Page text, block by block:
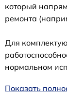
который
ремонта
Для
нормальном
Показать